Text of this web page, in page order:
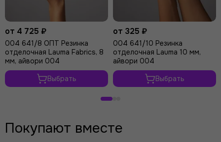
от 4 725 ₽
004 641/8 ОПТ Резинка
отделочная Lauma Fabrics, 8
мм, айвори 004
Выбрать
от 325 ₽
004 641/10 Резинка
отделочная Lauma 10 мм,
айвори 004
Выбрать
Покупают вместе